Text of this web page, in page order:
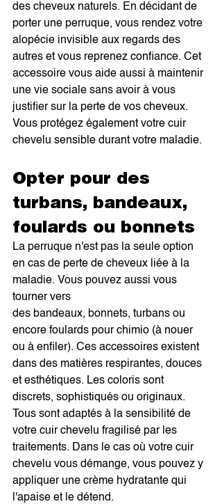
des cheveux naturels. En décidant de
porter une perruque, vous rendez votre
alopécie invisible aux regards des
autres et vous reprenez confiance. Cet
accessoire vous aide aussi à maintenir
une vie sociale sans avoir à vous
justifier sur la perte de vos cheveux.
Vous protégez également votre cuir
chevelu sensible durant votre maladie.
Opter pour des
turbans, bandeaux,
foulards ou bonnets
La perruque n'est pas la seule option
en cas de perte de cheveux liée à la
maladie. Vous pouvez aussi vous
tourner vers
des bandeaux, bonnets, turbans ou
encore foulards pour chimio (à nouer
ou à enfiler). Ces accessoires existent
dans des matières respirantes, douces
et esthétiques. Les coloris sont
discrets, sophistiqués ou originaux.
Tous sont adaptés à la sensibilité de
votre cuir chevelu fragilisé par les
traitements. Dans le cas où votre cuir
chevelu vous démange, vous pouvez y
appliquer une crème hydratante qui
l'apaise et le détend.